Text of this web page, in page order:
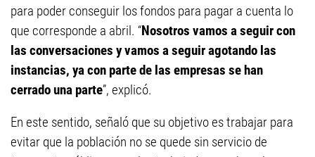
para poder conseguir los fondos para pagar a cuenta lo
que corresponde a abril. “Nosotros vamos a seguir con
las conversaciones y vamos a seguir agotando las
instancias, ya con parte de las empresas se han
cerrado una parte”, explicó.
En este sentido, señaló que su objetivo es trabajar para
evitar que la población no se quede sin servicio de